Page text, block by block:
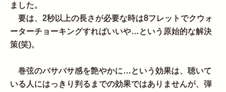
ました。
要は、2秒以上の長さが必要な時は8フレットでクウォ
ーターチョーキングすればいいや…という原始的な解決
策(笑)。
巻弦のバサバサ感を艶やかに…という効果は、聴いて
いる人にはっきり判るまでの効果ではありませんが、弾